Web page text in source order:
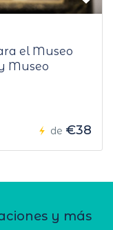
el Museo
Museo
de €38
y más